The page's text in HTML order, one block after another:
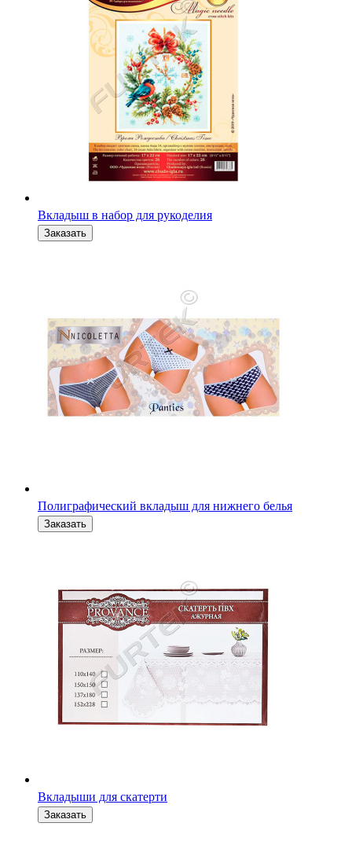
Вкладыш в набор для рукоделия
Полиграфический вкладыш для нижнего белья
Вкладыши для скатерти